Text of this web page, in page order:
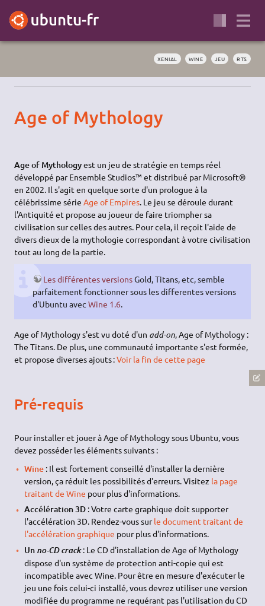
XENIAL WINE JEU RTS
Age of Mythology
Age of Mythologyest un jeu de stratégie en temps réel
développé par Ensemble Studios™ et distribué par Microsoft®
en 2002. Il s'agit en quelque sorte d'un prologue à la
célébrissime sérieAge of Empires. Le jeu se déroule durant
l'Antiquité et propose au joueur de faire triompher sa
civilisation sur celles des autres. Pour cela, il reçoit l'aide de
divers dieux de la mythologie correspondant à votre civilisation
tout au long de la partie.
Les différentes versionsGold, Titans, etc, semble
parfaitement fonctionner sous les differentes versions
d'Ubuntu avec Wine 1.6.
Age of Mythology s'est vu doté d'un add-on, Age of Mythology :
The Titans. De plus, une communauté importante s'est formée,
et propose diverses ajouts :Voir la fin de cette page
Pré-requis
Pour installer et jouer à Age of Mythology sous Ubuntu, vous
devez posséder les éléments suivants :
Wine: Il est fortement conseillé d'installer la dernière
version, ça réduit les possibilités d'erreurs. Visitez la page
traitant de Wine pour plus d'informations.
Accélération 3D: Votre carte graphique doit supporter
l'accélération 3D. Rendez-vous surle document traitant de
l'accélération graphique pour plus d'informations.
Un no-CD crack: Le CD d'installation de Age of Mythology
dispose d'un système de protection anti-copie qui est
incompatible avec Wine. Pour être en mesure d'exécuter le
jeu une fois celui-ci installé, vous devrez utiliser une version
modifiée du programme ne requérant pas l'utilisation du CD